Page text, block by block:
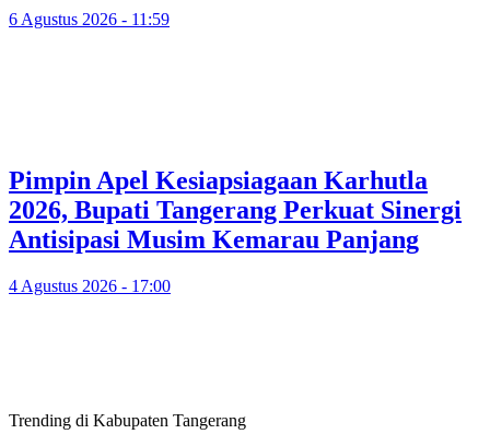
6 Agustus 2026 - 11:59
Pimpin Apel Kesiapsiagaan Karhutla
2026, Bupati Tangerang Perkuat Sinergi
Antisipasi Musim Kemarau Panjang
4 Agustus 2026 - 17:00
Trending di Kabupaten Tangerang